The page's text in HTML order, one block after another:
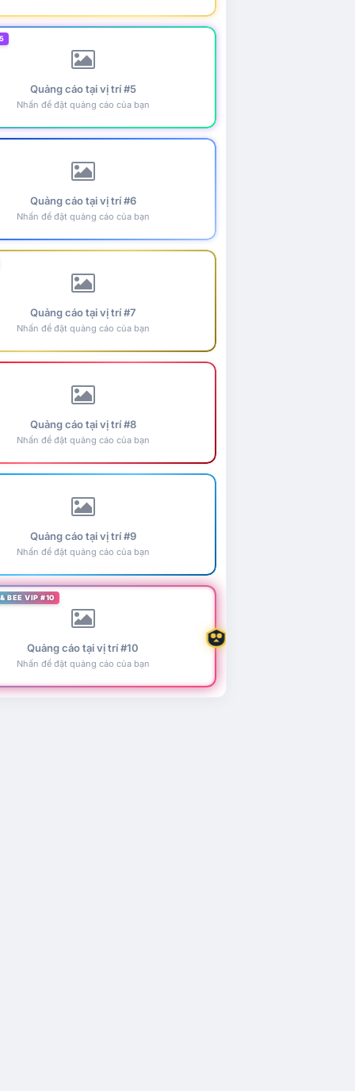
Quảng cáo tại vị trí #5
Nhấn để đặt quảng cáo của bạn
Quảng cáo tại vị trí #6
Nhấn để đặt quảng cáo của bạn
Quảng cáo tại vị trí #7
Nhấn để đặt quảng cáo của bạn
Quảng cáo tại vị trí #8
Nhấn để đặt quảng cáo của bạn
Quảng cáo tại vị trí #9
Nhấn để đặt quảng cáo của bạn
BEE VIP #10
Quảng cáo tại vị trí #10
Nhấn để đặt quảng cáo của bạn